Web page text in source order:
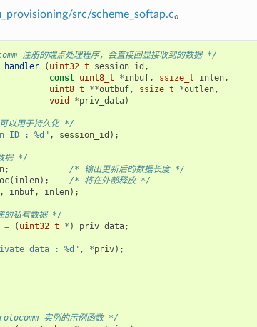
src/scheme_softap.c。
注册的端点处理程序，会直接回显接收到的数据 */
( uint32_t session_id ,
const uint8_t *inbuf, ssize_t inlen,
uint8_t
**outbuf, ssize_t *outlen,
void
*priv_data)
用于持久化 */
ID : %d" , session_id );
据 */
;
/* 输出更新后的数据长度 */
( inlen);
/* 将在外部释放 */
inbuf, inlen);
的私有数据 */
= ( uint32_t * ) priv_data;
data : %d" , *priv);
实例的示例函数 */